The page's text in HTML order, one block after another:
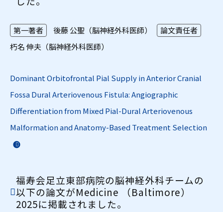
第一著者 後藤 公聖（脳神経外科医師）
論文責任者
朽名 伸夫（脳神経外科医師）
Dominant Orbitofrontal Pial Supply in Anterior Cranial
Fossa Dural Arteriovenous Fistula: Angiographic
Differentiation from Mixed Pial-Dural Arteriovenous
Malformation and Anatomy-Based Treatment Selection
福寿会足立東部病院の脳神経外科チームの
以下の論文がMedicine （Baltimore）
2025に掲載されました。